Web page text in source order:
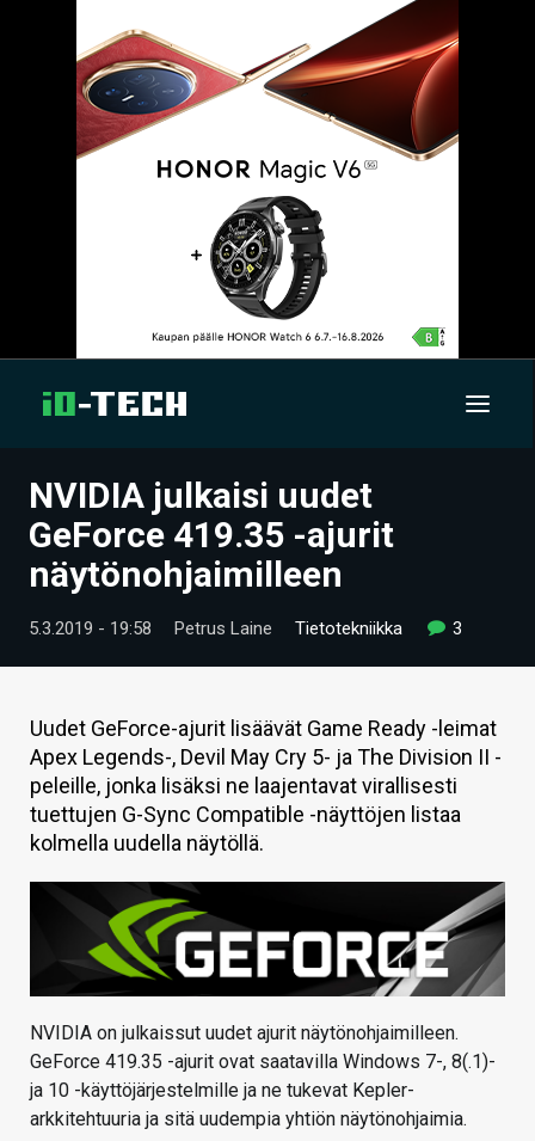
UUTISET
ARTIKKELIT
VIDEOT
TECHBBS
TIETOA
HINTA.FI
KAUPPA
HAKU
NVIDIA julkaisi uudet
GeForce 419.35 -ajurit
näytönohjaimilleen
5.3.2019 - 19:58 Petrus Laine Tietotekniikka 3
Uudet GeForce-ajurit lisäävät Game Ready -leimat
Apex Legends-, Devil May Cry 5- ja The Division II -
peleille, jonka lisäksi ne laajentavat virallisesti
tuettujen G-Sync Compatible -näyttöjen listaa
kolmella uudella näytöllä.
NVIDIA on julkaissut uudet ajurit näytönohjaimilleen.
GeForce 419.35 -ajurit ovat saatavilla Windows 7-, 8(.1)-
ja 10 -käyttöjärjestelmille ja ne tukevat Kepler-
arkkitehtuuria ja sitä uudempia yhtiön näytönohjaimia.